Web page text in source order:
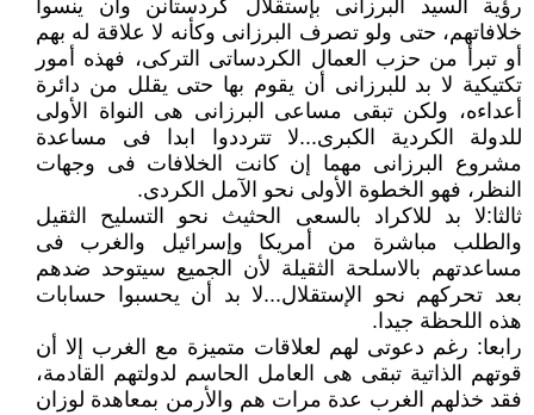
رؤية السيد البرزانى بإستقلال كردستانن وأن ينسوا
خلافاتهم، حتى ولو تصرف البرزانى وكأنه لا علاقة له بهم
أو تبرأ من حزب العمال الكردساتى التركى، فهذه أمور
تكتيكية لا بد للبرزانى أن يقوم بها حتى يقلل من دائرة
أعداءه، ولكن تبقى مساعى البرزانى هى النواة الأولى
للدولة الكردية الكبرى...لا تترددوا ابدا فى مساعدة
مشروع البرزانى مهما إن كانت الخلافات فى وجهات
النظر، فهو الخطوة الأولى نحو الآمل الكردى.
ثالثا:لا بد للاكراد بالسعى الحثيث نحو التسليح الثقيل
والطلب مباشرة من أمريكا وإسرائيل والغرب فى
مساعدتهم بالاسلحة الثقيلة لأن الجميع سيتوحد ضدهم
بعد تحركهم نحو الإستقلال...لا بد أن يحسبوا حسابات
هذه اللحظة جيدا.
رابعا: رغم دعوتى لهم لعلاقات متميزة مع الغرب إلا أن
قوتهم الذاتية تبقى هى العامل الحاسم لدولتهم القادمة،
فقد خذلهم الغرب عدة مرات هم والأرمن بمعاهدة لوزان